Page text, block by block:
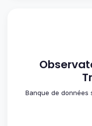
Banque de données